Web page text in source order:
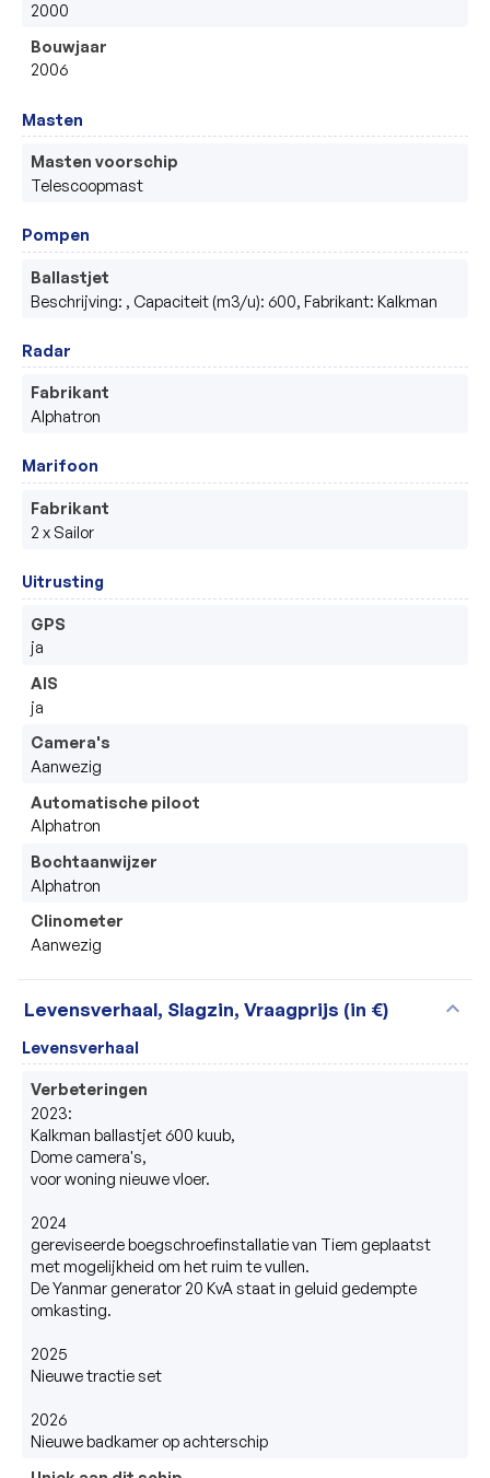
2000
Bouwjaar
2006
Masten
Masten voorschip
Telescoopmast
Pompen
Ballastjet
Beschrijving: , Capaciteit (m3/u): 600, Fabrikant: Kalkman
Radar
Fabrikant
Alphatron
Marifoon
Fabrikant
2 x Sailor
Uitrusting
GPS
ja
AIS
ja
Camera's
Aanwezig
Automatische piloot
Alphatron
Bochtaanwijzer
Alphatron
Clinometer
Aanwezig
Levensverhaal, Slagzin, Vraagprijs (in €) expand_more
Levensverhaal
Verbeteringen
2023:
Kalkman ballastjet 600 kuub,
Dome camera's,
voor woning nieuwe vloer.
2024
gereviseerde boegschroefinstallatie van Tiem geplaatst
met mogelijkheid om het ruim te vullen.
De Yanmar generator 20 KvA staat in geluid gedempte
omkasting.
2025
Nieuwe tractie set
2026
Nieuwe badkamer op achterschip